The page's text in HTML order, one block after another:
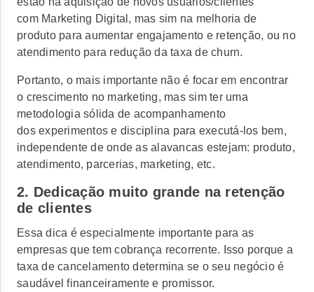
com Marketing Digital, mas sim na melhoria de
produto para aumentar engajamento e retenção, ou no
atendimento para redução da taxa de churn.
Portanto, o mais importante não é focar em encontrar
o crescimento no marketing, mas sim ter uma
metodologia sólida de acompanhamento
dos experimentos e disciplina para executá-los bem,
independente de onde as alavancas estejam: produto,
atendimento, parcerias, marketing, etc.
2. Dedicação muito grande na retenção
de clientes
Essa dica é especialmente importante para as
empresas que tem cobrança recorrente. Isso porque a
taxa de cancelamento determina se o seu negócio é
saudável financeiramente e promissor.